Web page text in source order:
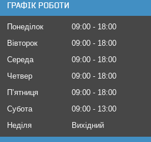
ГРАФІК РОБОТИ
Понеділок 09:00
18:00
Вівторок
09:00
18:00
Середа
09:00
18:00
Четвер
09:00
18:00
Пʼятниця
09:00
18:00
Субота
09:00
13:00
Неділя
Вихідний